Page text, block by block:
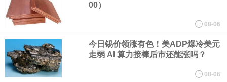
INC）：CBOE 欧洲清算所将于 8 月 24 日起，将证券融资交易清算
业务拓展至固定收益品类。
周四，亚洲科技股下跌，跟随隔夜交易中回调的美国同行，凸显了
00）
08-06
今日锡价领涨有色！美ADP爆冷美元
走弱 AI 算力接棒后市还能涨吗？
08-06